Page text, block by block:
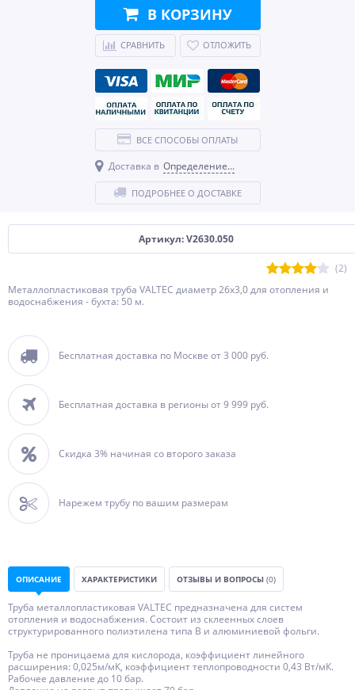
Артикул: V2630.050
(2)
Металлопластиковая труба VALTEC диаметр 26х3,0 для отопления и
водоснабжения - бухта: 50 м.
Бесплатная доставка по Москве от 3 000 руб.
Бесплатная доставка в регионы от 9 999 руб.
Скидка 3% начиная со второго заказа
Нарежем трубу по вашим размерам
В КОРЗИНУ
СРАВНИТЬ ОТЛОЖИТЬ
ВСЕ СПОСОБЫ ОПЛАТЫ
Доставка в Определение...
ПОДРОБНЕЕ О ДОСТАВКЕ
ОПИСАНИЕ ХАРАКТЕРИСТИКИ ОТЗЫВЫ И ВОПРОСЫ (0)
Труба металлопластиковая VALTEC предназначена для систем
отопления и водоснабжения. Состоит из склеенных слоев
структурированного полиэтилена типа B и алюминиевой фольги.
Труба не проницаема для кислорода, коэффициент линейного
расширения: 0,025м/мК, коэффициент теплопроводности 0,43 Вт/мК.
Рабочее давление до 10 бар.